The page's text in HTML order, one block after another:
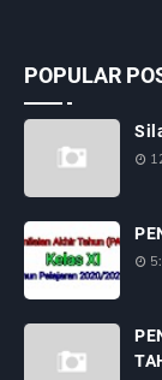
POPULAR